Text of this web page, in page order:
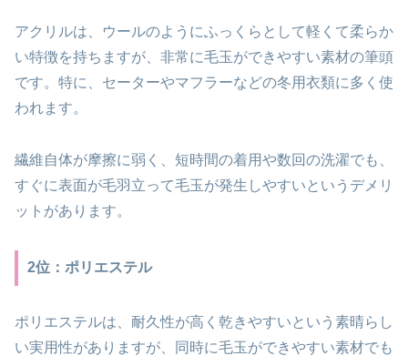
アクリルは、ウールのようにふっくらとして軽くて柔らか
い特徴を持ちますが、非常に毛玉ができやすい素材の筆頭
です。特に、セーターやマフラーなどの冬用衣類に多く使
われます。
繊維自体が摩擦に弱く、短時間の着用や数回の洗濯でも、
すぐに表面が毛羽立って毛玉が発生しやすいというデメリ
ットがあります。
2位：ポリエステル
ポリエステルは、耐久性が高く乾きやすいという素晴らし
い実用性がありますが、同時に毛玉ができやすい素材でも